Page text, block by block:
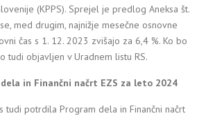
(KPPS). Sprejel je predlog Aneksa št.
med drugim, najnižje mesečne osnovne
čas s 1. 12. 2023 zvišajo za 6,4 %. Ko bo
tudi objavljen v Uradnem listu RS.
in Finančni načrt EZS za leto 2024
tudi potrdila Program dela in Finančni načrt